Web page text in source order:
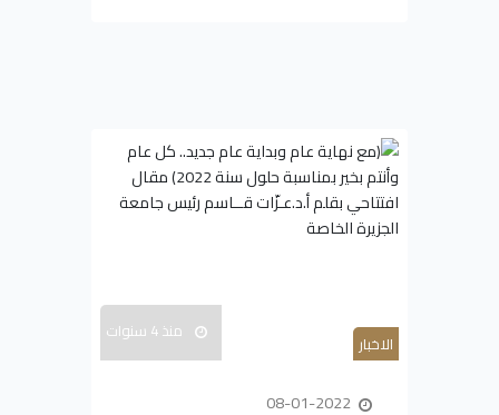
الاخبار منذ 4 سنوات